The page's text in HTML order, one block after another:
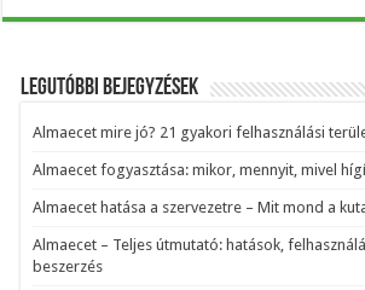
Legutóbbi bejegyzések
Almaecet mire jó? 21 gyakori felhasználási
Almaecet fogyasztása: mikor, mennyit, mivel
Almaecet hatása a szervezetre – Mit mond a
Almaecet – Teljes útmutató: hatások,
beszerzés